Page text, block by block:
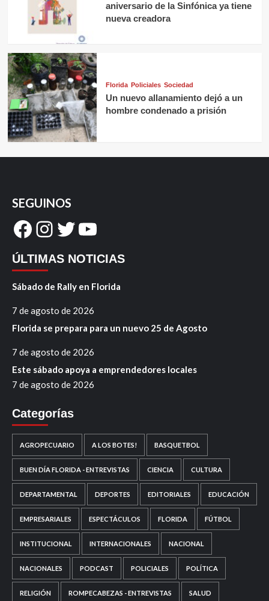
aniversario de la Sinfónica ya tiene
nueva creadora
Florida Policiales Sociedad
Un nuevo allanamiento dejó a un
hombre condenado a prisión
SEGUINOS
Facebook
Instagram
Twitter
YouTube
ÚLTIMAS NOTICIAS
Sábado de Rally en Florida
7 de agosto de 2026
Florida se prepara para un nuevo 25 de Agosto
7 de agosto de 2026
Este sábado apoya a emprendedores locales
7 de agosto de 2026
Categorías
AGROPECUARIO A LOS BOTES! BASQUETBOL
BUEN DÍA FLORIDA - ENTREVISTAS CIENCIA CULTURA
DEPARTAMENTAL DEPORTES EDITORIALES EDUCACIÓN
EMPRESARIALES ESPECTÁCULOS FLORIDA FÚTBOL
INSTITUCIONAL INTERNACIONALES NACIONAL
NACIONALES PODCAST POLICIALES POLÍTICA
RELIGIÓN ROMPECABEZAS - ENTREVISTAS SALUD